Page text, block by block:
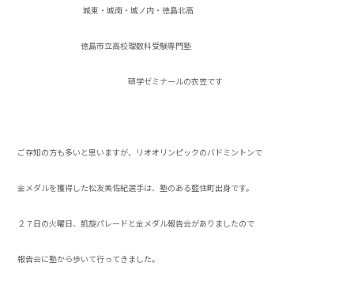
城東・城南・城ノ内・徳島北高
徳島市立高校理数科受験専門塾
碩学ゼミナールの衣笠です
ご存知の方も多いと思いますが、リオオリンピックのバドミントンで
金メダルを獲得した松友美佐紀選手は、塾のある藍住町出身です。
２７日の火曜日、凱旋パレードと金メダル報告会がありましたので
報告会に塾から歩いて行ってきました。